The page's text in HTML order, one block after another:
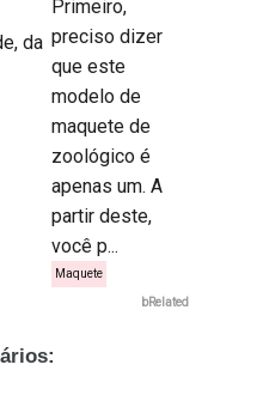
da
Primeiro,
preciso dizer
que este
modelo de
maquete de
zoológico é
apenas um. A
partir deste,
você p...
Maquete
bRelated